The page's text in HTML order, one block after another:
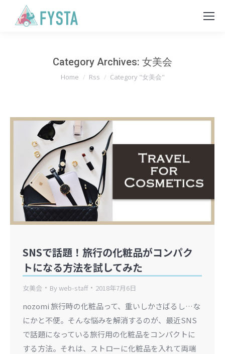
Category Archives: 女美会
You are here:
Home Rss Category "女美会"
SNSで話題！旅行の化粧品がコンパク
トになる方法を試してみた
女美会 Byweb-staff 2018年7月6日
nozomi 旅行時の化粧品って、重いしかさばるし…な
にかと不便。そんな悩みを解消するのが、最近SNS
で話題になっている旅行用の化粧品をコンパクトに
する方法。それは、ストローに化粧品を入れて両端